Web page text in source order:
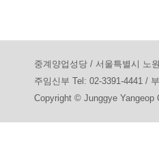
중계양업성당 / 서울특별시 노
주임신부 Tel: 02-3391-4441 /
Copyright © Junggye Yangeop